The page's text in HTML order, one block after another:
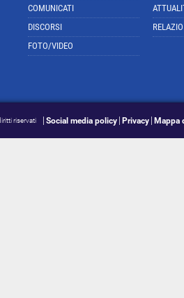
COMUNICATI
DISCORSI
FOTO/VIDEO
riservati Social media policy Privacy Mappa